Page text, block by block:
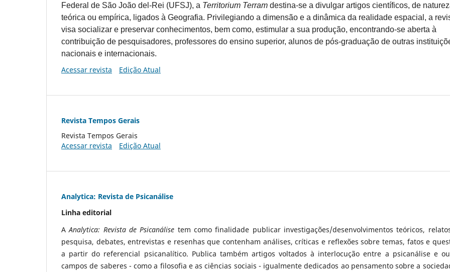
Federal de São João del-Rei (UFSJ), a Territorium Terram destina-se a divulgar artigos científicos, de
teórica ou empírica, ligados à Geografia. Privilegiando a dimensão e a dinâmica da realidade espacial, a
visa socializar e preservar conhecimentos, bem como, estimular a sua produção, encontrando-se aberta à
contribuição de pesquisadores, professores do ensino superior, alunos de pós-graduação de outras
nacionais e internacionais.
Acessar revista Edição Atual
Revista Tempos Gerais
Revista Tempos Gerais
Acessar revista
Edição Atual
Analytica: Revista de Psicanálise
Linha editorial
AAnalytica: Revista de Psicanálise tem como finalidade publicar investigações/desenvolvimentos teóricos,
pesquisa, debates, entrevistas e resenhas que contenham análises, críticas e reflexões sobre temas, fatos e
a partir do referencial psicanalítico. Publica também artigos voltados à interlocução entre a psicanálise e
campos de saberes - como a filosofia e as ciências sociais - igualmente dedicados ao pensamento sobre a